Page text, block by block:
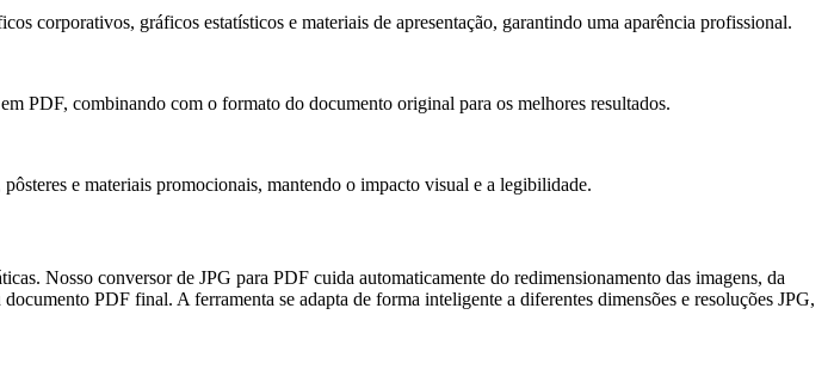
corporativos, gráficos estatísticos e materiais de apresentação, garantindo uma aparência profissional.
PDF, combinando com o formato do documento original para os melhores resultados.
e materiais promocionais, mantendo o impacto visual e a legibilidade.
Nosso conversor de JPG para PDF cuida automaticamente do redimensionamento das imagens, da
PDF final. A ferramenta se adapta de forma inteligente a diferentes dimensões e resoluções JPG,